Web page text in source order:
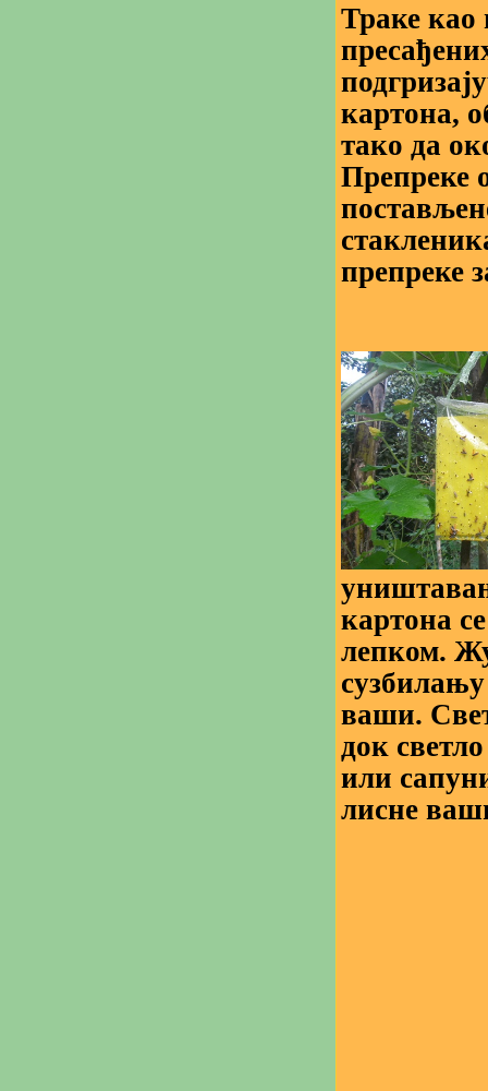
Траке као
картона,
тако да
Препреке
препреке
картона
лепком.
ваши.
док
или
лисне